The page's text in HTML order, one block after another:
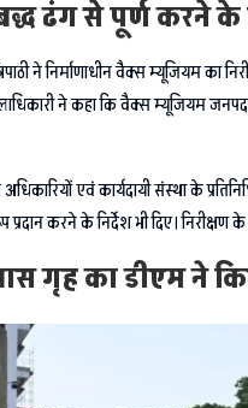
ढंग से पूर्ण करने के
ने निर्माणाधीन वैक्स म्यूजियम का
ने कहा कि वैक्स म्यूजियम
एवं कार्यदायी संस्था के
करने के निर्देश भी दिए। निरीक्षण
गृह का डीएम ने